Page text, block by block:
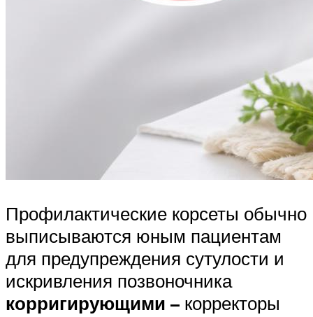
Профилактические корсеты обычно
выписываются юным пациентам
для предупреждения сутулости и
искривления позвоночника
корригирующими – корректоры